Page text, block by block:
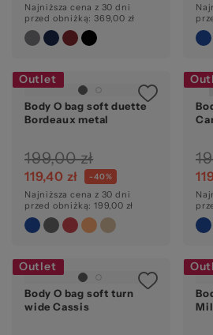
Najniższa cena z 30 dni
przed obniżką: 369,00 zł
Outlet
Body O bag soft duette
Bordeaux metal
199,00 zł
119,40 zł -40%
Najniższa cena z 30 dni
przed obniżką: 199,00 zł
Outlet
Body O bag soft turn
wide Cassis